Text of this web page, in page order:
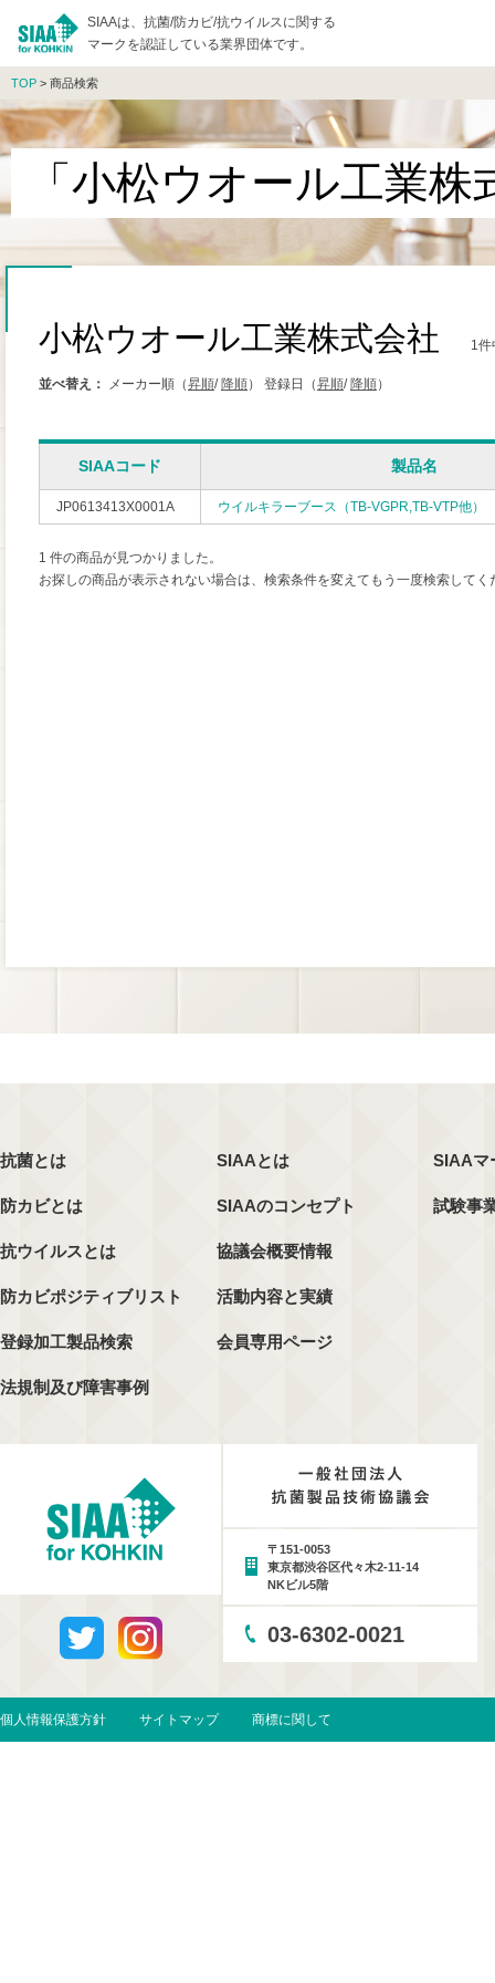
SIAAは、抗菌/防カビ/抗ウイルスに関する
マークを認証している業界団体です。
TOP > 商品検索
「小松ウオール工業
小松ウオール工業株式会社 1件
並べ替え： メーカー順（昇順/ 降順） 登録日（昇順/ 降順）
SIAAコード 製品名
JP0613413X0001A ウイルキラーブース（TB-VGPR,TB-VTP他）
1 件の商品が見つかりました。
お探しの商品が表示されない場合は、検索条件を変えてもう一度検索してく
抗菌とは
防カビとは
抗ウイルスとは
防カビポジティブリスト
登録加工製品検索
法規制及び障害事例
SIAAとは
SIAAのコンセプト
協議会概要情報
活動内容と実績
会員専用ページ
SIAAマ
試験事
〒151-0053
東京都渋谷区代々木2-11-14
NKビル5階
03-6302-0021
個人情報保護方針 サイトマップ 商標に関して